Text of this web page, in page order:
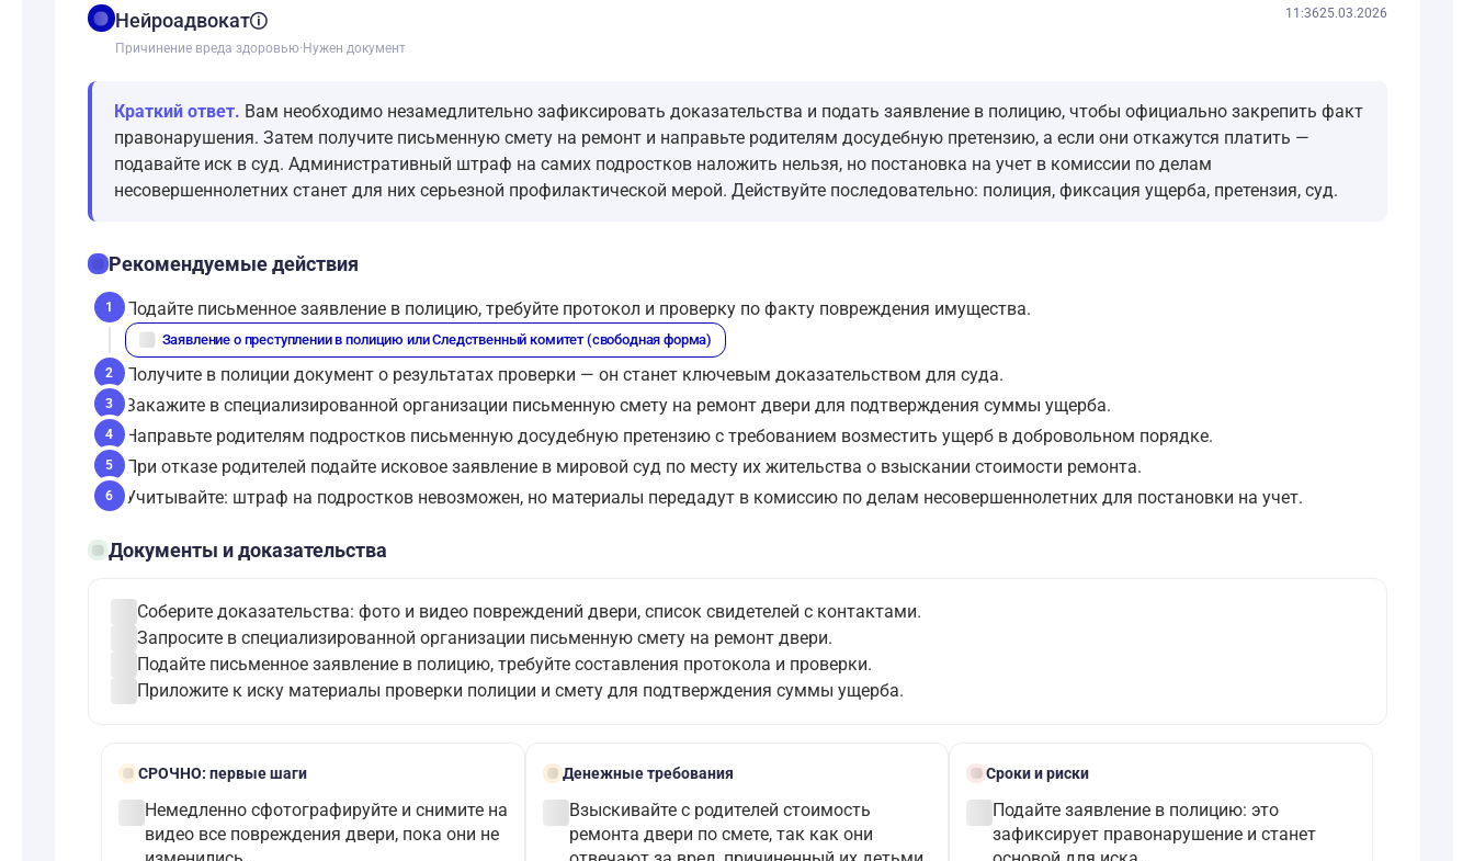
balanceНейроадвокат
Причинение вреда здоровью· Нужен документ
11:3625.03.2026
Краткий ответ. Вам необходимо незамедлительно зафиксировать доказательства и подать заявление в полицию, чтобы официально закрепить факт
правонарушения. Затем получите письменную смету на ремонт и направьте родителям досудебную претензию, а если они откажутся платить —
подавайте иск в суд. Административный штраф на самих подростков наложить нельзя, но постановка на учет в комиссии по делам
несовершеннолетних станет для них серьезной профилактической мерой. Действуйте последовательно: полиция, фиксация ущерба, претензия, суд.
checklistРекомендуемые действия
1
Подайте письменное заявление в полицию, требуйте протокол и проверку по факту повреждения имущества.
description Заявление о преступлении в полицию или Следственный комитет (свободная форма)
2 Получите в полиции документ о результатах проверки — он станет ключевым доказательством для суда.
3 Закажите в специализированной организации письменную смету на ремонт двери для подтверждения суммы ущерба.
4 Направьте родителям подростков письменную досудебную претензию с требованием возместить ущерб в добровольном порядке.
5 При отказе родителей подайте исковое заявление в мировой суд по месту их жительства о взыскании стоимости ремонта.
6 Учитывайте: штраф на подростков невозможен, но материалы передадут в комиссию по делам несовершеннолетних для постановки на учет.
folder_openДокументы и доказательства
Соберите доказательства: фото и видео повреждений двери, список свидетелей с контактами.
Запросите в специализированной организации письменную смету на ремонт двери.
Подайте письменное заявление в полицию, требуйте составления протокола и проверки.
Приложите к иску материалы проверки полиции и смету для подтверждения суммы ущерба.
boltСРОЧНО: первые шаги
Немедленно сфотографируйте и снимите на
видео все повреждения двери, пока они не
paymentsДенежные требования
Взыскивайте с родителей стоимость
ремонта двери по смете, так как они
scheduleСроки и риски
Подайте заявление в полицию: это
зафиксирует правонарушение и станет